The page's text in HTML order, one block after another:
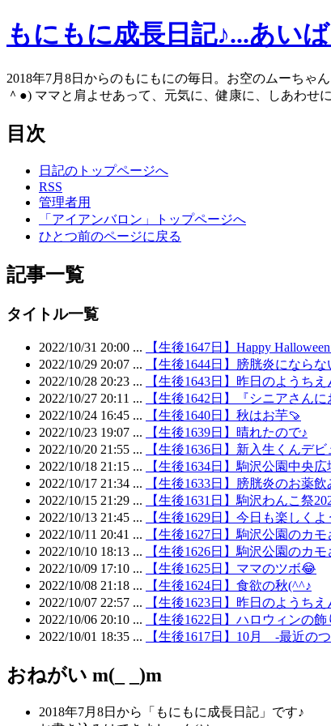
もにもに成長日記♪...あい
2018年7月8日からのもにもにの毎日。お空のムーちゃ
＾●) ママと肩よせあって、元気に、健康に、しあわせ
目次
日記のトップページへ
RSS
管理者用
「アイアンバロン」トップページへ
ひとつ前のページに戻る
記事一覧
タイトル一覧
2022/10/31 20:00 ...
【生後1647日】Happy
2022/10/29 20:07 ...
【生後1644日】膀胱炎になら
2022/10/28 20:23 ...
【生後1643日】昨日のようち
2022/10/27 20:11 ...
【生後1642日】『シニアさん
2022/10/24 16:45 ...
【生後1640日】秋はお芋🍠
2022/10/23 19:07 ...
【生後1639日】晴れたので♪
2022/10/20 21:55 ...
【生後1636日】新入生くんデ
2022/10/18 21:15 ...
【生後1634日】駒沢公園中央
2022/10/17 21:34 ...
【生後1633日】膀胱炎のお薬
2022/10/15 21:29 ...
【生後1631日】駒沢わんこ祭
2022/10/13 21:45 ...
【生後1629日】今日も楽しく
2022/10/11 20:41 ...
【生後1627日】駒沢公園のカ
2022/10/10 18:13 ...
【生後1626日】駒沢公園のカ
2022/10/09 17:10 ...
【生後1625日】ママのツボ😂
2022/10/08 21:18 ...
【生後1624日】食欲の秋(^^♪
2022/10/07 22:57 ...
【生後1623日】昨日のようち
2022/10/06 20:10 ...
【生後1622日】ハロウィンの
2022/10/01 18:35 ...
【生後1617日】10月 -最近の
おねがい m(_ _)m
2018年7月8日から「もにもに成長日記」です♪